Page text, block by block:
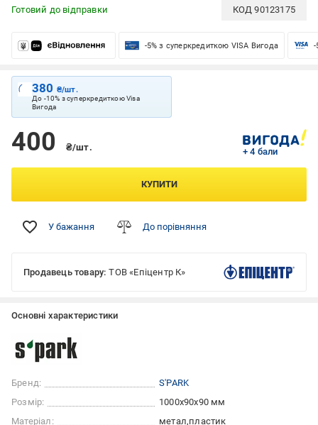
Готовий до відправки КОД90123175
-5% з суперкредиткою VISA Вигода -
380 ₴/шт.
До -10% з суперкредиткою Visa
Вигода
400 ₴/шт. + 4 бали
КУПИТИ
У бажання До порівняння
Продавець товару: ТОВ «Епіцентр К»
Основні характеристики
Бренд:
S'PARK
Розмір:
1000x90x90 мм
Матеріал:
метал пластик